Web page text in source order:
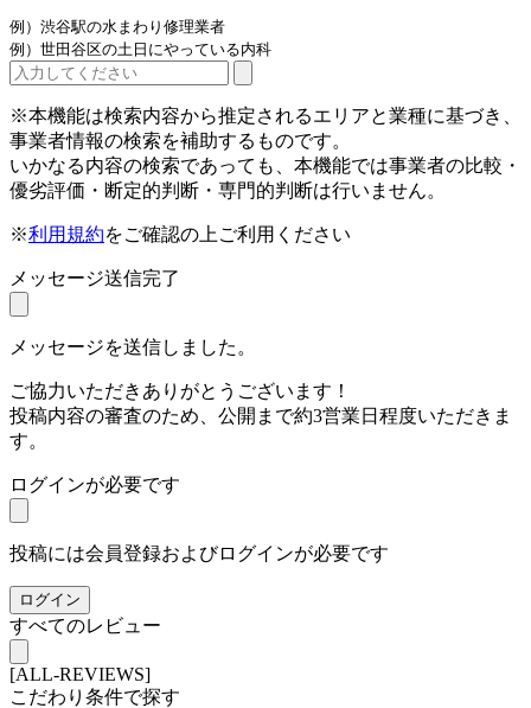
例）渋谷駅の水まわり修理業者
例）世田谷区の土日にやっている内科
※本機能は検索内容から推定されるエリアと業種に基づき、
事業者情報の検索を補助するものです。
いかなる内容の検索であっても、本機能では事業者の比較・
優劣評価・断定的判断・専門的判断は行いません。
※利用規約をご確認の上ご利用ください
メッセージ送信完了
メッセージを送信しました。
ご協力いただきありがとうございます！
投稿内容の審査のため、公開まで約3営業日程度いただきま
す。
ログインが必要です
投稿には会員登録およびログインが必要です
ログイン
すべてのレビュー
[ALL-REVIEWS]
こだわり条件で探す